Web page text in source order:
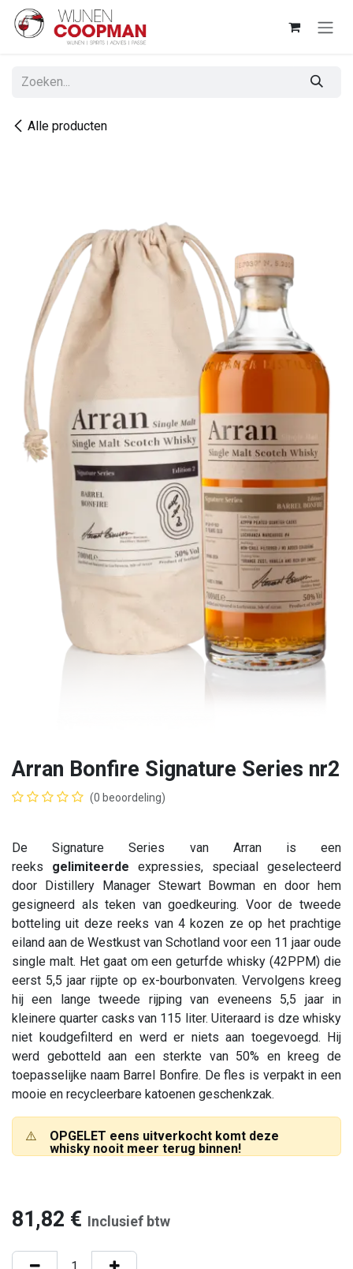
Overslaan naar inhoud
Alle producten
Arran Bonfire Signature Series nr2
(0 beoordeling)
De Signature Series van Arran is een
reeks gelimiteerde expressies, speciaal geselecteerd
door Distillery Manager Stewart Bowman en door hem
gesigneerd als teken van goedkeuring. Voor de tweede
botteling uit deze reeks van 4 kozen ze op het prachtige
eiland aan de Westkust van Schotland voor een 11 jaar oude
single malt. Het gaat om een geturfde whisky (42PPM) die
eerst 5,5 jaar rijpte op ex-bourbonvaten. Vervolgens kreeg
hij een lange tweede rijping van eveneens 5,5 jaar in
kleinere quarter casks van 115 liter. Uiteraard is dze whisky
niet koudgefilterd en werd er niets aan toegevoegd. Hij
werd gebotteld aan een sterkte van 50% en kreeg de
toepasselijke naam Barrel Bonfire. De fles is verpakt in een
mooie en recycleerbare katoenen geschenkzak.
⚠️
OPGELET eens uitverkocht komt deze
whisky nooit meer terug binnen!
81,82 € Inclusief btw